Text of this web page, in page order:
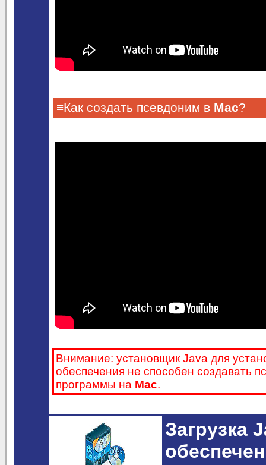
≡Как создать псевдоним в Mac?
Внимание: установщик Java для
обеспечения не способен создавать
программы на Mac.
Загрузка